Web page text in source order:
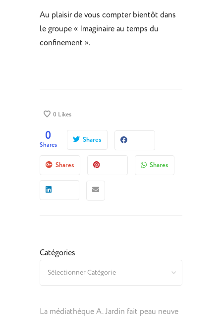
Au plaisir de vous compter bientôt dans
le groupe « Imaginaire au temps du
confinement ».
0 Likes
0
Shares
Shares
Shares Shares
Catégories
La médiathèque A. Jardin fait peau neuve